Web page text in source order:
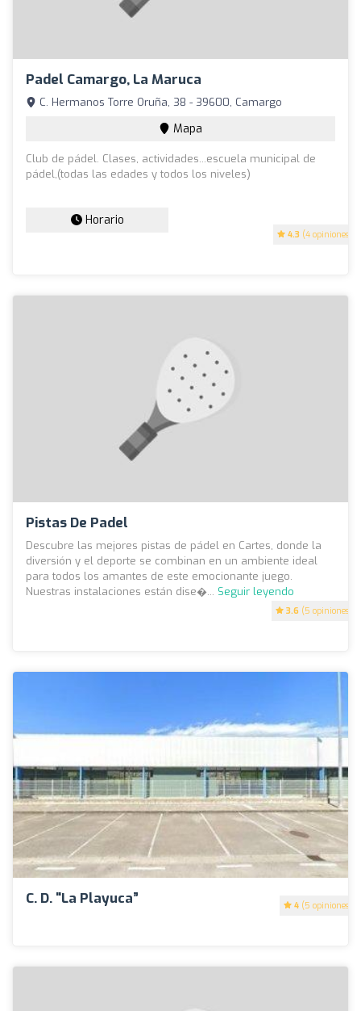
Padel Camargo, La Maruca
4.3 (4 opiniones)
C. Hermanos Torre Oruña, 38 - 39600, Camargo
Mapa
Club de pádel. Clases, actividades...escuela municipal de
pádel,(todas las edades y todos los niveles)
Horario
Pistas De Padel
3.6 (5 opiniones)
Descubre las mejores pistas de pádel en Cartes, donde la
diversión y el deporte se combinan en un ambiente ideal
para todos los amantes de este emocionante juego.
Nuestras instalaciones están dise�... Seguir leyendo
C. D. "La Playuca” 4 (5 opiniones)